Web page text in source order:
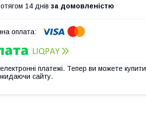
14 днів за домовленістю
платежі. Тепер ви можете купити
сайту.